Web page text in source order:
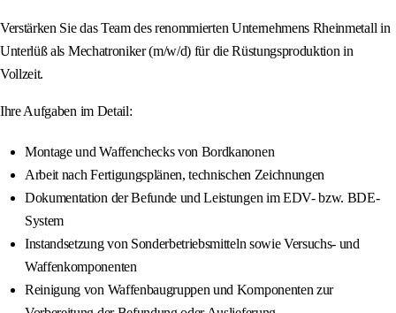
Verstärken Sie das Team des renommierten Unternehmens Rheinmetall in
Unterlüß als Mechatroniker (m/w/d) für die Rüstungsproduktion in
Vollzeit.
Ihre Aufgaben im Detail:
Montage und Waffenchecks von Bordkanonen
Arbeit nach Fertigungsplänen, technischen Zeichnungen
Dokumentation der Befunde und Leistungen im EDV- bzw. BDE-
System
Instandsetzung von Sonderbetriebsmitteln sowie Versuchs- und
Waffenkomponenten
Reinigung von Waffenbaugruppen und Komponenten zur